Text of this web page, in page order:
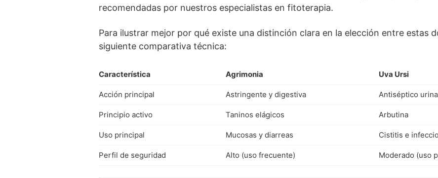
recomendadas por nuestros especialistas en fitoterapia.
Para ilustrar mejor por qué existe una distinción clara en la elección entre estas
siguiente comparativa técnica:
Característica Agrimonia Uva Ursi
Acción principal Astringente y digestiva Antiséptico
Principio activo Taninos elágicos Arbutina
Uso principal Mucosas y diarreas Cistitis e
Perfil de seguridad Alto (uso frecuente) Moderado (uso